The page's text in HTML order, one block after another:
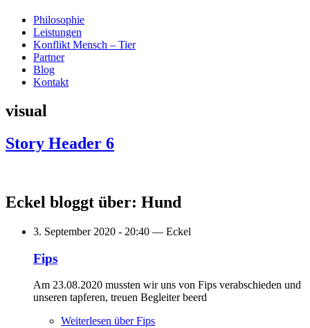
Philosophie
Leistungen
Konflikt Mensch – Tier
Partner
Blog
Kontakt
visual
Story Header 6
Eckel bloggt über: Hund
3. September 2020 - 20:40 — Eckel
Fips
Am 23.08.2020 mussten wir uns von Fips verabschieden und
unseren tapferen, treuen Begleiter beerd
Weiterlesen über Fips